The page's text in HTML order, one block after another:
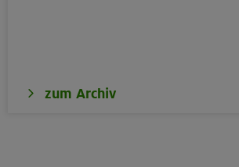
zum Archiv